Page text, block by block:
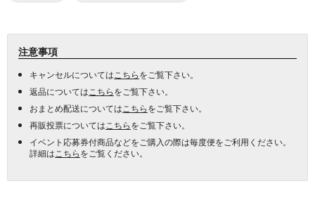
注意事項
キャンセルについては こちらをご覧下さい。
返品については こちらをご覧下さい。
おまとめ配送については こちらをご覧下さい。
再販投票については こちらをご覧下さい。
イベント応募券付商品などをご購入の際は毎度便をご利用ください。
詳細は こちらをご覧ください。